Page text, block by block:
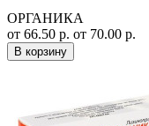
ОРГАНИКА
от 66.50 р. от 70.00 р.
В корзину